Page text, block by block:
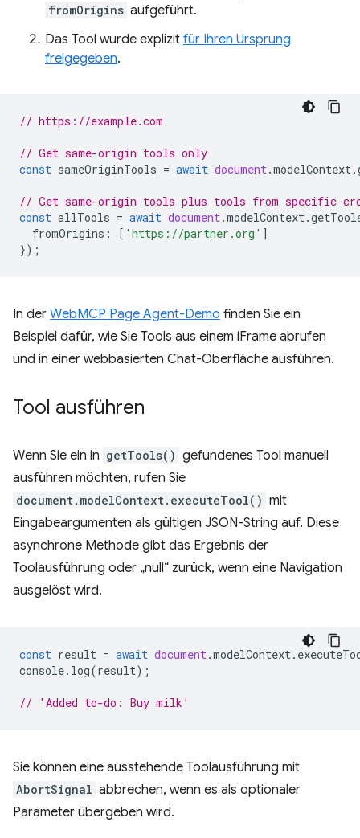
fromOrigins aufgeführt.
Das Tool wurde explizit für Ihren Ursprung
freigegeben.
// https://example.com
// Get same-origin tools only
const sameOriginTools = await document.modelContext.
// Get same-origin tools plus tools from specific
const allTools = await document.modelContext.
fromOrigins : [ 'https://partner.org' ]
});
In der WebMCP Page Agent-Demo finden Sie ein
Beispiel dafür, wie Sie Tools aus einem iFrame abrufen
und in einer webbasierten Chat-Oberfläche ausführen.
Tool ausführen
Wenn Sie ein in getTools() gefundenes Tool manuell
ausführen möchten, rufen Sie
document.modelContext.executeTool() mit
Eingabeargumenten als gültigen JSON-String auf. Diese
asynchrone Methode gibt das Ergebnis der
Toolausführung oder „null“ zurück, wenn eine Navigation
ausgelöst wird.
const result = await document.modelContext.
console. log(result);
// 'Added to-do: Buy milk'
Sie können eine ausstehende Toolausführung mit
AbortSignal abbrechen, wenn es als optionaler
Parameter übergeben wird.